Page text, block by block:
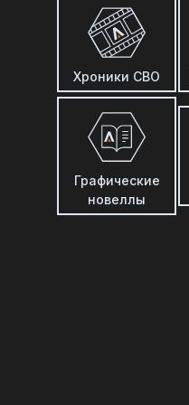
Хроники СВО
Графические
новеллы